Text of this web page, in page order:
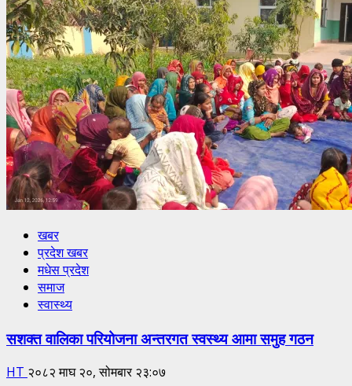
खबर
प्रदेश खबर
मधेस प्रदेश
समाज
स्वास्थ्य
सशक्त वालिका परियोजना अन्तरगत स्वस्थ्य आमा समुह गठन
HT २०८२ माघ २०, सोमबार २३:०७